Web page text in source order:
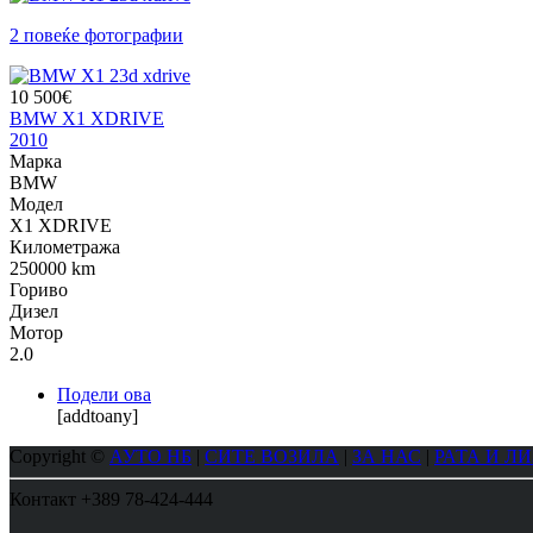
2 повеќе фотографии
10 500€
BMW X1 XDRIVE
2010
Марка
BMW
Модел
X1 XDRIVE
Километража
250000 km
Гориво
Дизел
Мотор
2.0
Подели ова
[addtoany]
Copyright © АУТО НБ | СИТЕ ВОЗИЛА | ЗА НАС | РАТА И
Контакт +389 78-424-444